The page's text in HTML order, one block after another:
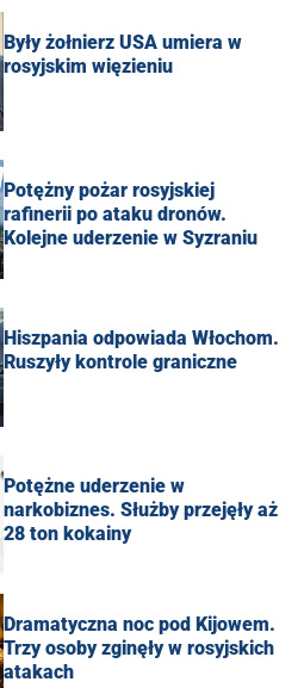
Były żołnierz USA umiera w
rosyjskim więzieniu
Potężny pożar rosyjskiej
rafinerii po ataku dronów.
Kolejne uderzenie w Syzraniu
Hiszpania odpowiada Włochom.
Ruszyły kontrole graniczne
Potężne uderzenie w
narkobiznes. Służby przejęły aż
28 ton kokainy
Dramatyczna noc pod Kijowem.
Trzy osoby zginęły w rosyjskich
atakach